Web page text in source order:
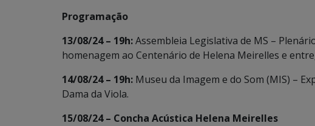
Programação
13/08/24 – 19h:Assembleia Legislativa de MS –
homenagem ao Centenário de Helena Meirelles e
14/08/24 – 19h: Museu da Imagem e do Som (MIS) –
Dama da Viola.
15/08/24 – Concha Acústica Helena Meirelles